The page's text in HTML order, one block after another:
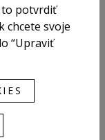
to potvrdiť
chcete svoje
“Upraviť